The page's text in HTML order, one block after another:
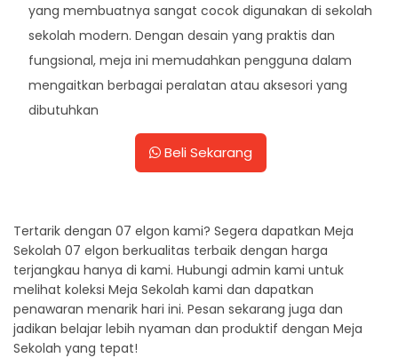
yang membuatnya sangat cocok digunakan di sekolah
sekolah modern. Dengan desain yang praktis dan
fungsional, meja ini memudahkan pengguna dalam
mengaitkan berbagai peralatan atau aksesori yang
dibutuhkan
Beli Sekarang
Tertarik dengan 07 elgon kami? Segera dapatkan Meja
Sekolah 07 elgon berkualitas terbaik dengan harga
terjangkau hanya di kami. Hubungi admin kami untuk
melihat koleksi Meja Sekolah kami dan dapatkan
penawaran menarik hari ini. Pesan sekarang juga dan
jadikan belajar lebih nyaman dan produktif dengan Meja
Sekolah yang tepat!